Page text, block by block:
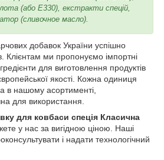
(або E330), екстракти спецій,
(сливочное масло).
добавок України успішно
Клієнтам ми пропонуємо імпортні
для виготовлення продуктів
якості. Кожна одиниця
в нашому асортименті,
для використання.
для ковбаси спеція Класична
у нас за вигідною ціною. Наші
і надати технологічний